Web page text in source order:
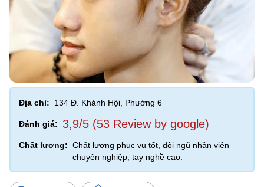
Địa chỉ: 134 Đ. Khánh Hội, Phường 6
Đánh giá: 3,9/5 (53 Review by google)
Chất lương: Chất lượng phục vụ tốt, đội ngũ nhân viên
chuyên nghiệp, tay nghề cao.